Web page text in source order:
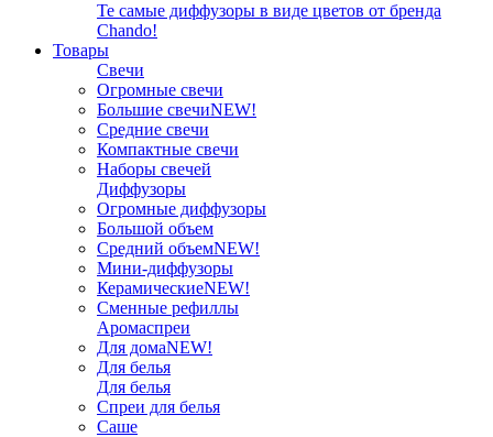
Те самые диффузоры в виде цветов от бренда
Chando!
Товары
Свечи
Огромные свечи
Большие свечиNEW!
Средние свечи
Компактные свечи
Наборы свечей
Диффузоры
Огромные диффузоры
Большой объем
Средний объемNEW!
Мини-диффузоры
КерамическиеNEW!
Сменные рефиллы
Аромаспреи
Для домаNEW!
Для белья
Для белья
Спреи для белья
Саше